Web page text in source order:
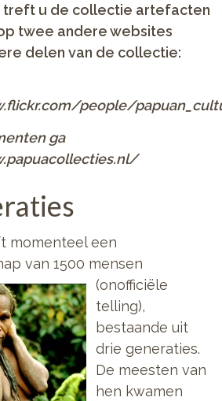
treft u de collectie artefacten
twee andere websites
delen van de collectie:
people/
ga
momenteel een
van 1500 mensen
(onofficiële
telling),
bestaande uit
drie generaties.
De meesten van
hen kwamen